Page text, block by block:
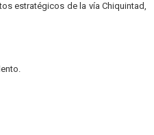
estratégicos de la vía Chiquintad,